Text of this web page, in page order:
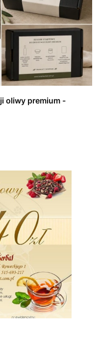
oliwy premium -